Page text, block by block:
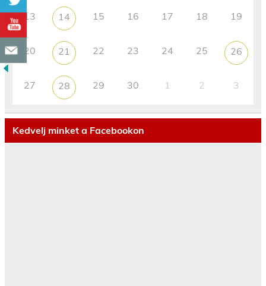
13 14 15 16 17 18 19
20 21 22 23 24 25 26
27 28 29 30 1 2 3
Kedvelj minket a Facebookon